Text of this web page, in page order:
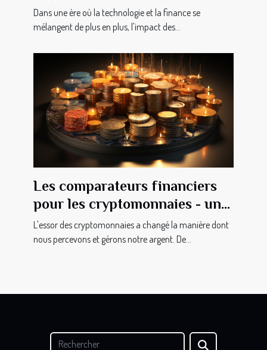
marché immobilier aux États-
Unis
Dans une ère où la technologie et la finance se
mélangent de plus en plus, l'impact des...
Les comparateurs financiers
pour les cryptomonnaies - un
outil indispensable
L'essor des cryptomonnaies a changé la manière dont
nous percevons et gérons notre argent. De...